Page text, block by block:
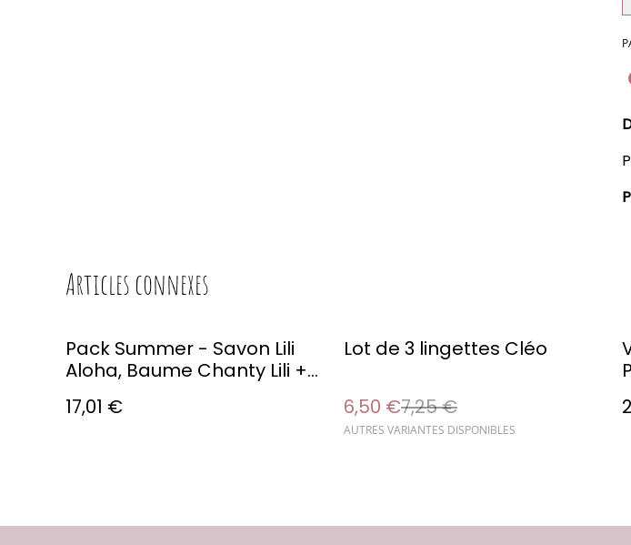
Articles connexes
Pack Summer - Savon Lili
Aloha, Baume Chanty Lili +
offert
17,01 €
%
Lot de 3 lingettes Cléo
6,50 €7,25 €
AUTRES VARIANTES DISPONIBLES